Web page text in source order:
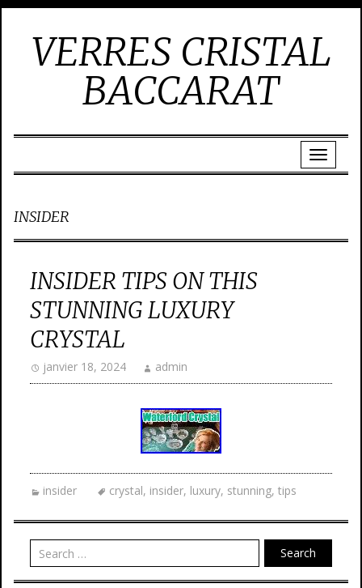
VERRES CRISTAL
BACCARAT
INSIDER
INSIDER TIPS ON THIS
STUNNING LUXURY
CRYSTAL
janvier 18, 2024 admin
insider crystal, insider, luxury, stunning, tips
Search